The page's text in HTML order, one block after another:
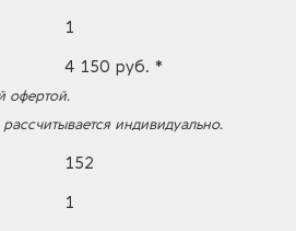
1
4 150 руб. *
офертой.
индивидуально.
152
1